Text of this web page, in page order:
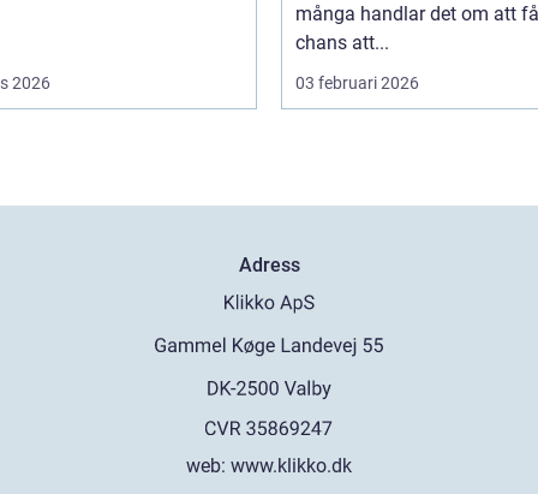
2026
många handlar det om att
chans att...
03 februari 2026
Adress
web: www.klikko.dk